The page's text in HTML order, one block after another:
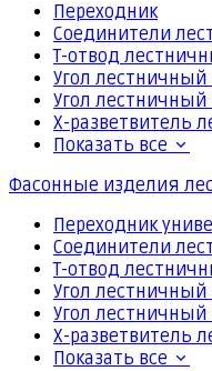
Переходник
Соединители
Т-отвод
Угол
Угол
Х-разветвитель
Показать все
Фасонные изделия
Переходник
Соединители
Т-отвод
Угол
Угол лестничный
Х-разветвитель
Показать все